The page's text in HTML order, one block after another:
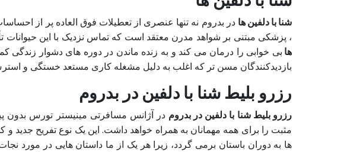
شنا با دلفین ها در بدروم نه تنها عنصری از تعطیلات فوق العاده پر از
، پزشکی مبتنی بر شواهد مدرن معتقد است که تماس نزدیک با این
ها بی خوابی را درمان می کند و به زنده ماندن در دوره های دشوار
بازدیدکنندگان مسن تر که اغلب به دلیل مشغله کاری مستعد خستگی و
رزرو بلیط شنا با دلفین در بدروم
رزرو بلیط شنا با دلفین در بدروم در آژانس مسافرتی مینیستر تورس بدون
مثبت را برای همه مهمانان به همراه خواهد داشت. این یک نوع تفریح جدید
ها به دوران باستان برمی گردد، زیرا هر یک از ما داستان هایی در